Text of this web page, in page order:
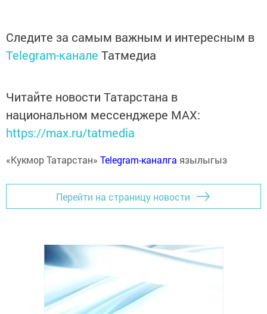
Следите за самым важным и интересным в
Telegram-канале Татмедиа
Читайте новости Татарстана в
национальном мессенджере MАХ:
https://max.ru/tatmedia
«Кукмор Татарстан» Telegram-каналга язылыгыз
Перейти на страницу новости